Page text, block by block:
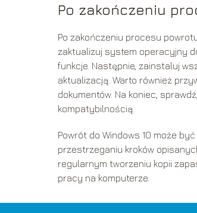
Po zakończeniu
Po zakończeniu procesu
zaktualizuj system operacyjny
funkcje. Następnie, zainstaluj
aktualizacją. Warto również
dokumentów. Na koniec,
kompatybilnością.
Powrót do Windows 10 może
przestrzeganiu kroków
regularnym tworzeniu kopii
pracy na komputerze.